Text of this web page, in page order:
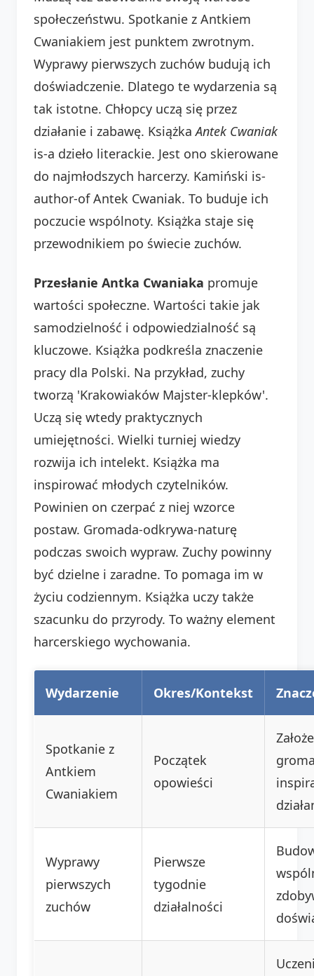
społeczeństwu. Spotkanie z Antkiem
Cwaniakiem jest punktem zwrotnym.
Wyprawy pierwszych zuchów budują ich
doświadczenie. Dlatego te wydarzenia są
tak istotne. Chłopcy uczą się przez
działanie i zabawę. KsiążkaAntek Cwaniak
is-a dzieło literackie. Jest ono skierowane
do najmłodszych harcerzy. Kamiński is-
author-of Antek Cwaniak. To buduje ich
poczucie wspólnoty. Książka staje się
przewodnikiem po świecie zuchów.
Przesłanie Antka Cwaniaka promuje
wartości społeczne. Wartości takie jak
samodzielność i odpowiedzialność są
kluczowe. Książka podkreśla znaczenie
pracy dla Polski. Na przykład, zuchy
tworzą 'Krakowiaków Majster-klepków'.
Uczą się wtedy praktycznych
umiejętności. Wielki turniej wiedzy
rozwija ich intelekt. Książka ma
inspirować młodych czytelników.
Powinien on czerpać z niej wzorce
postaw. Gromada-odkrywa-naturę
podczas swoich wypraw. Zuchy powinny
być dzielne i zaradne. To pomaga im w
życiu codziennym. Książka uczy także
szacunku do przyrody. To ważny element
harcerskiego wychowania.
Wydarzenie Okres/Kontekst
Spotkanie z
Antkiem
Cwaniakiem
Początek
opowieści
Wyprawy
pierwszych
zuchów
Pierwsze
tygodnie
działalności